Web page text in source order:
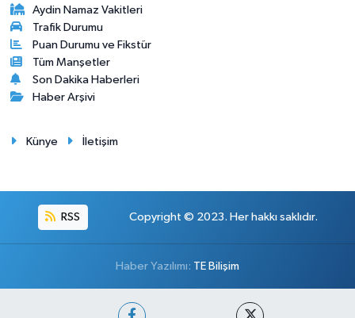
Aydin Namaz Vakitleri
Trafik Durumu
Puan Durumu ve Fikstür
Tüm Manşetler
Son Dakika Haberleri
Haber Arşivi
Künye İletişim
RSS Copyright © 2023. Her hakkı saklıdır.
Haber Yazılımı: TE Bilişim